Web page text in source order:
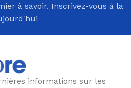
d'une livraison sûre,
de vos produits
Avec Cuisisstore,
le tout à portée de clic.
à savoir. Inscrivez-vous à la
informations sur les